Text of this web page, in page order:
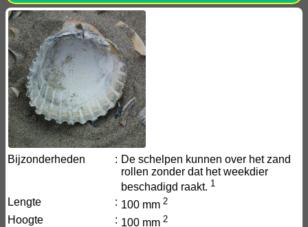
Bijzonderheden : De schelpen kunnen over het zand
rollen zonder dat het weekdier
beschadigd raakt. 1
Lengte : 100 mm 2
Hoogte : 100 mm 2